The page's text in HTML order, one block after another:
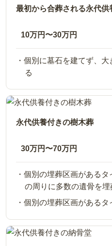
最初から合葬される永代供
10万円〜30万円
個別に墓石を建てず、
る
永代供養付きの樹木葬
30万円〜70万円
個別の埋葬区画がある
の周りに多数の遺骨を
個別の埋葬区画があるタ